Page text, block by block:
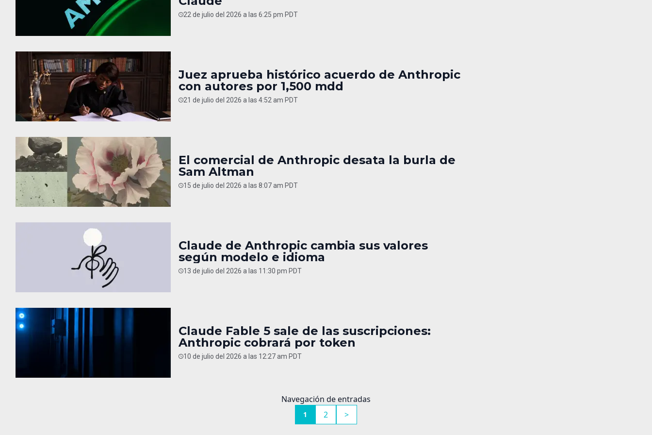
22 de julio del 2026 a las 6:25 pm PDT
Juez aprueba histórico acuerdo de Anthropic
con autores por 1,500 mdd
21 de julio del 2026 a las 4:52 am PDT
El comercial de Anthropic desata la burla de
Sam Altman
15 de julio del 2026 a las 8:07 am PDT
Claude de Anthropic cambia sus valores
según modelo e idioma
13 de julio del 2026 a las 11:30 pm PDT
Claude Fable 5 sale de las suscripciones:
Anthropic cobrará por token
10 de julio del 2026 a las 12:27 am PDT
Navegación de entradas
1 2 >